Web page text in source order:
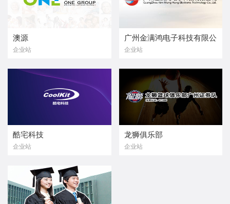
澳源
企业站
广州金满鸿电子科技有限公
司
企业站
酷宅科技
企业站
龙狮俱乐部
企业站